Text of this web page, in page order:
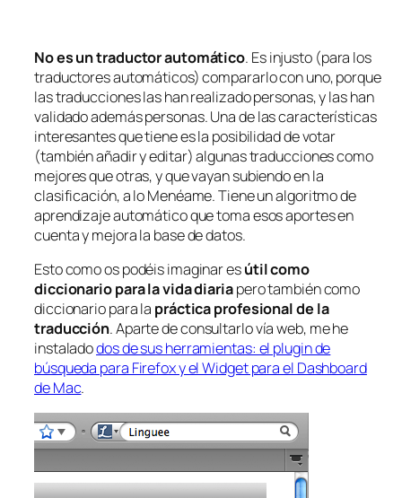
No es un traductor automático. Es injusto (para los
traductores automáticos) compararlo con uno, porque
las traducciones las han realizado personas, y las han
validado además personas. Una de las características
interesantes que tiene es la posibilidad de votar
(también añadir y editar) algunas traducciones como
mejores que otras, y que vayan subiendo en la
clasificación, a lo Menéame. Tiene un algoritmo de
aprendizaje automático que toma esos aportes en
cuenta y mejora la base de datos.
Esto como os podéis imaginar esútil como
diccionario para la vida diariapero también como
diccionario para la práctica profesional de la
traducción. Aparte de consultarlo vía web, me he
instaladodos de sus herramientas: el plugin de
búsqueda para Firefox y el Widget para el Dashboard
de Mac.